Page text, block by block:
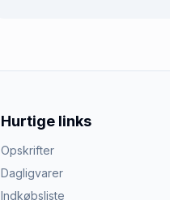
Hurtige links
Opskrifter
Dagligvarer
Indkøbsliste